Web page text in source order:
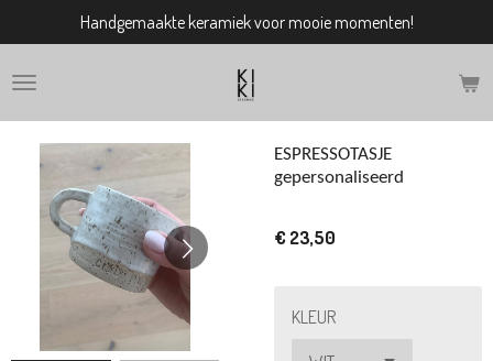
direct
naar
Handgemaakte keramiek voor mooie momenten!
ESPRESSOTASJE
gepersonaliseerd
€ 23,50
KLEUR